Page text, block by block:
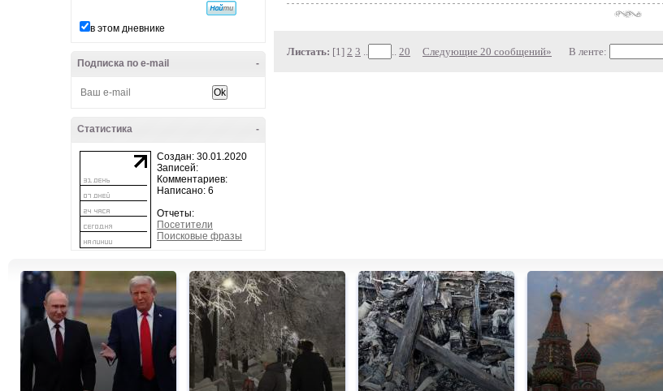
в этом дневнике
-
Подписка по e-mail
-
Статистика
Создан: 30.01.2020
Записей:
Комментариев:
Написано: 6
Отчеты:
Посетители
Поисковые фразы
Листать: [1] 2 3 .. .. 20 Следующие 20 сообщений» В ленте: